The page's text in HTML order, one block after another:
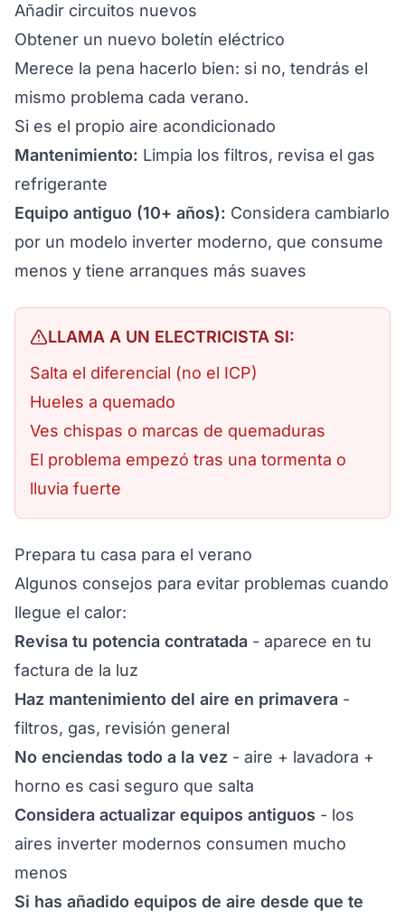
Añadir circuitos nuevos
Obtener un nuevo boletín eléctrico
Merece la pena hacerlo bien: si no, tendrás el
mismo problema cada verano.
Si es el propio aire acondicionado
Mantenimiento: Limpia los filtros, revisa el gas
refrigerante
Equipo antiguo (10+ años): Considera cambiarlo
por un modelo inverter moderno, que consume
menos y tiene arranques más suaves
LLAMA A UN ELECTRICISTA SI:
Salta el diferencial (no el ICP)
Hueles a quemado
Ves chispas o marcas de quemaduras
El problema empezó tras una tormenta o
lluvia fuerte
Prepara tu casa para el verano
Algunos consejos para evitar problemas cuando
llegue el calor:
Revisa tu potencia contratada - aparece en tu
factura de la luz
Haz mantenimiento del aire en primavera -
filtros, gas, revisión general
No enciendas todo a la vez - aire + lavadora +
horno es casi seguro que salta
Considera actualizar equipos antiguos - los
aires inverter modernos consumen mucho
menos
Si has añadido equipos de aire desde que te